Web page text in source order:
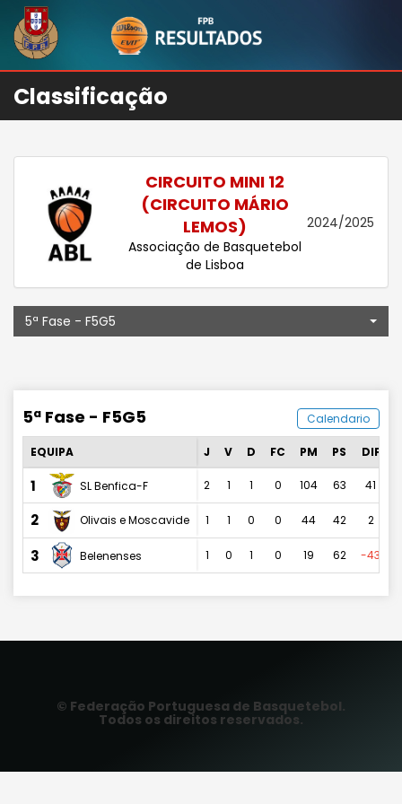
Classificação
CIRCUITO MINI 12
(CIRCUITO MÁRIO
LEMOS)
Associação de Basquetebol
de Lisboa
2024/2025
5ª Fase - F5G5
5ª Fase - F5G5 Calendario
EQUIPA J V D FC PM PS DIF
1 SL Benfica-F 2 1 1 0 104 63 41
2 Olivais e Moscavide 1 1 0 0 44 42 2
3 Belenenses 1 0 1 0 19 62 -43
© Federação Portuguesa de Basquetebol.
Todos os direitos reservados.